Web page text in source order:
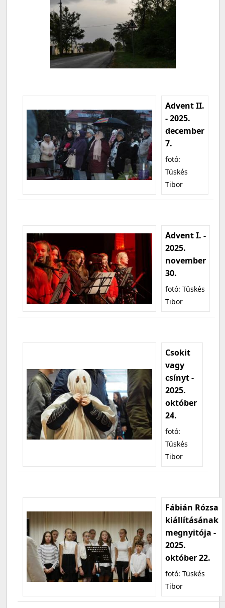
Advent II.
- 2025.
december
7.
fotó:
Tüskés
Tibor
Advent I. -
2025.
november
30.
fotó: Tüskés
Tibor
Csokit
vagy
csínyt -
2025.
október
24.
fotó:
Tüskés
Tibor
Fábián Rózsa
kiállításának
megnyitója -
2025.
október 22.
fotó: Tüskés
Tibor